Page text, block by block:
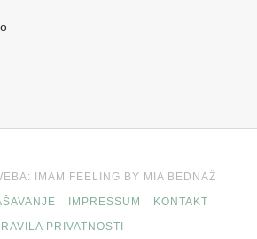
IMAM FEELING BY MIA BEDNAŽ
IMPRESSUM
KONTAKT
PRIVATNOSTI